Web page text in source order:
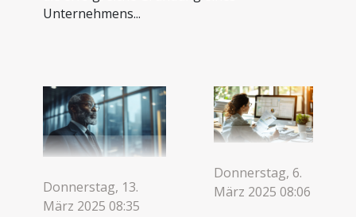
Unternehmens...
Donnerstag, 13.
März 2025 08:35
Donnerstag, 6.
März 2025 08:06